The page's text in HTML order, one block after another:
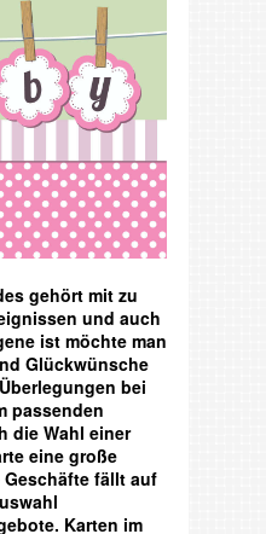
gehört mit zu
und auch
ist möchte man
Glückwünsche
bei
passenden
die Wahl einer
eine große
fällt auf
Karten im